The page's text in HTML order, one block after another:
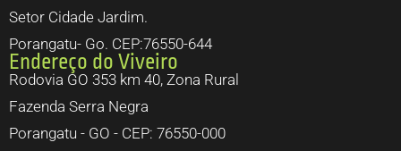
Setor Cidade Jardim.
Porangatu- Go. CEP:76550-644
Endereço do Viveiro
Rodovia GO 353 km 40, Zona Rural
Fazenda Serra Negra
Porangatu - GO - CEP: 76550-000